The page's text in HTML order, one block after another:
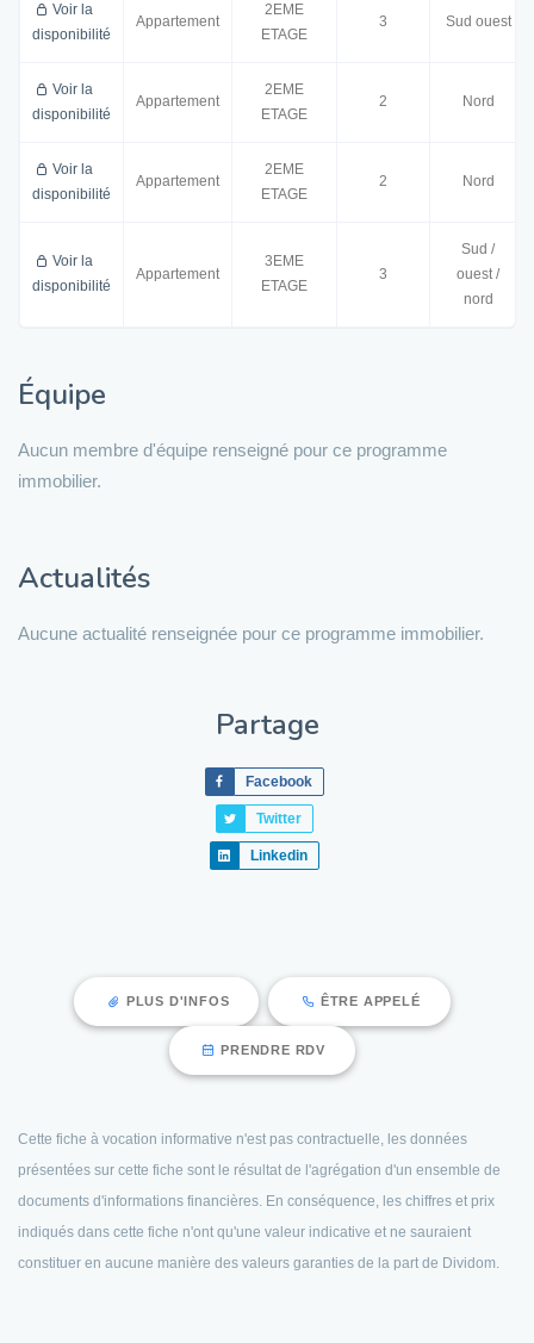
Voir la
disponibilité
Appartement
2EME
ETAGE
3 Sud ouest
Voir la
disponibilité
Appartement
2EME
ETAGE
2 Nord
Voir la
disponibilité
Appartement
2EME
ETAGE
2 Nord
Voir la
disponibilité
Appartement
3EME
ETAGE
3
Sud /
ouest /
nord
Équipe
Aucun membre d'équipe renseigné pour ce programme
immobilier.
Actualités
Aucune actualité renseignée pour ce programme immobilier.
Partage
Facebook
Twitter
Linkedin
PLUS D'INFOS ÊTRE APPELÉ
PRENDRE RDV
Cette fiche à vocation informative n'est pas contractuelle, les données
présentées sur cette fiche sont le résultat de l'agrégation d'un ensemble de
documents d'informations financières. En conséquence, les chiffres et prix
indiqués dans cette fiche n'ont qu'une valeur indicative et ne sauraient
constituer en aucune manière des valeurs garanties de la part de Dividom.